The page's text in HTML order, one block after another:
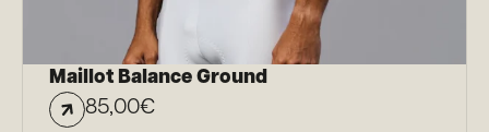
Maillot Balance Ground
85,00€